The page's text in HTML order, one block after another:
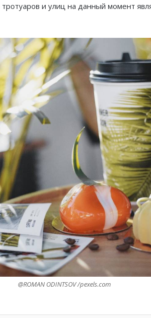
и улиц на данный момент
@ROMAN ODINTSOV /pexels.com
Князь
Шарлен
Шарль
Ferrari
паузой
SBM и
летних
В